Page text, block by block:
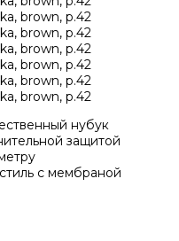
нубук
защитой
с мембраной